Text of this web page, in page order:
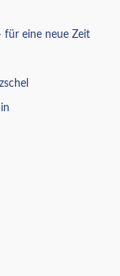
für eine neue Zeit